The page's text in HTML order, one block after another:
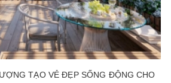
TẠO VẺ ĐẸP SỐNG ĐỘNG CHO